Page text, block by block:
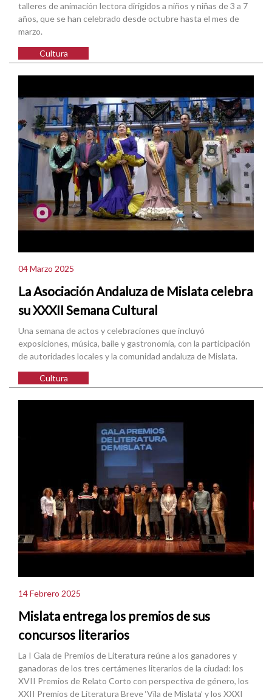
talleres de animación lectora dirigidos a niños y niñas de 3 a 7
años, que se han celebrado desde octubre hasta el mes de
marzo.
Cultura
04 Marzo 2025
La Asociación Andaluza de Mislata celebra
su XXXII Semana Cultural
Una semana de actos y celebraciones que incluyó
exposiciones, música, baile y gastronomía, con la participación
de autoridades locales y la comunidad andaluza de Mislata.
Cultura
14 Febrero 2025
Mislata entrega los premios de sus
concursos literarios
La I Gala de Premios de Literatura reúne a los ganadores y
ganadoras de los tres certámenes literarios de la ciudad: los
XVII Premios de Relato Corto con perspectiva de género, los
XXII Premios de Literatura Breve ‘Vila de Mislata’ y los XXXI